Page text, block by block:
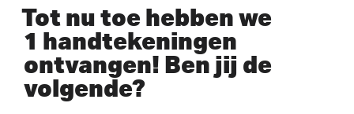
Tot nu toe hebben we
1 handtekeningen
ontvangen! Ben jij de
volgende?